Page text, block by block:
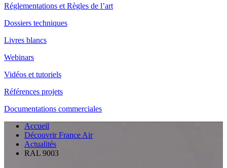
Réglementations et Règles de l’art
Dossiers techniques
Livres blancs
Webinars
Vidéos et tutoriels
Références projets
Documentations commerciales
Accueil
Découvrir France Air
Actualités
RAL 9003